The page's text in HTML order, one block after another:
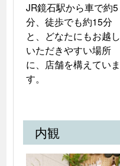
JR鏡石駅から車で約5
分、徒歩でも約15分
と、どなたにもお越し
いただきやすい場所
に、店舗を構えていま
す。
内観